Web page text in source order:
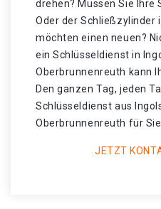
drehen? Müssen Sie Ihre
Oder der Schließzylinder
möchten einen neuen?
ein Schlüsseldienst in
Oberbrunnenreuth kann
Den ganzen Tag, jeden
Schlüsseldienst aus
Oberbrunnenreuth für Sie
JETZT